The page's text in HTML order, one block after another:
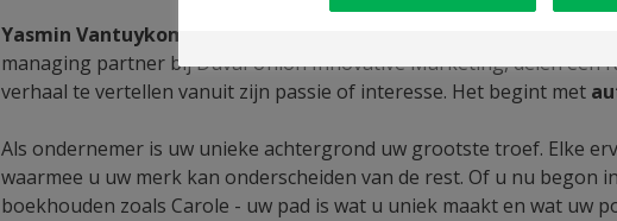
Yasmin Vantuykom , oprichtster van Efluenz en Ywork en auteur
managing partner bij Duval Union Innovative Marketing, delen een
verhaal te vertellen vanuit zijn passie of interesse. Het begint met
Als ondernemer is uw unieke achtergrond uw grootste troef. Elke
waarmee u uw merk kan onderscheiden van de rest. Of u nu begon
boekhouden zoals Carole - uw pad is wat u uniek maakt en wat uw